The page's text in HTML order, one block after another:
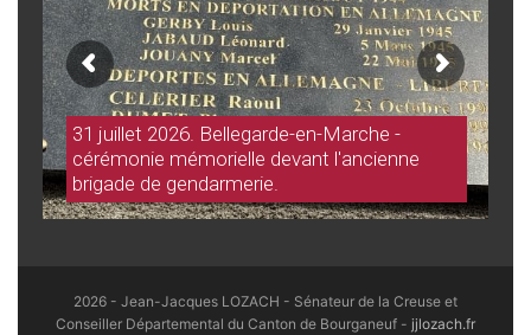
31 juillet 2026. Bellegarde-en-Marche -
cérémonie mémorielle devant l'ancienne
brigade de gendarmerie.
2026 - Jean-Jacques LOZACH - Sénateur de la Creuse et
Conseiller Départemental du Canton de Bourganeuf - jjlozach.fr